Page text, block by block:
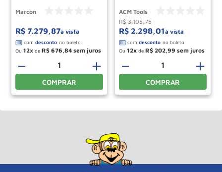
Marcon
R$ 7.279,87à vista
Ou 12 de R$ 676 84
＋
－
COMPRAR
ACM Tools
R$ 3.105,75
R$ 2.298,01à vista
Ou 12 de R$ 202 99
＋
－
COMPRAR